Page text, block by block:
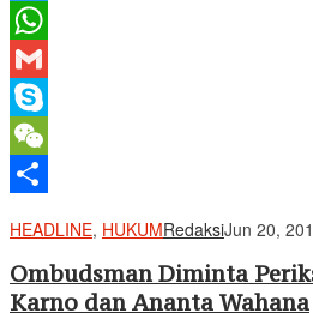
Twitter
WhatsApp
Gmail
Skype
WeChat
HEADLINE, HUKUMRedaksiJun 20,
Ombudsman Diminta
Karno dan Ananta Wahana